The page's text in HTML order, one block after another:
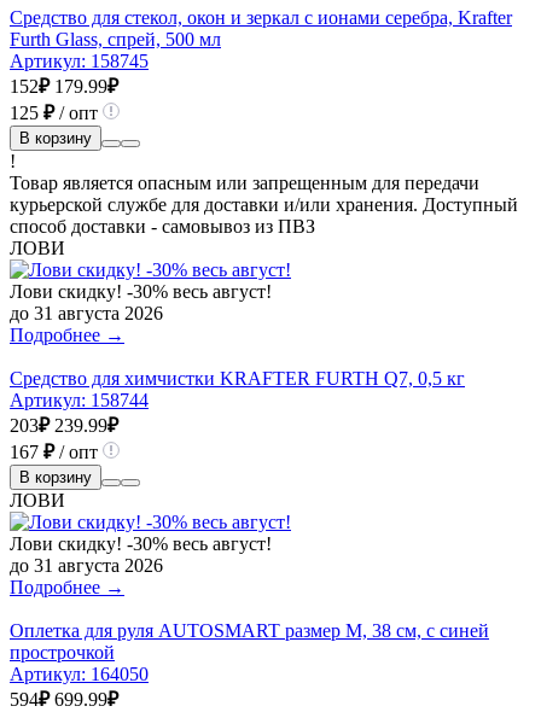
Средство для стекол, окон и зеркал с ионами серебра, Krafter
Furth Glass, спрей, 500 мл
Артикул: 158745
152₽ 179.99₽
125 ₽/ опт
В корзину
!
Товар является опасным или запрещенным для передачи
курьерской службе для доставки и/или хранения. Доступный
способ доставки - самовывоз из ПВЗ
ЛОВИ
Лови скидку! -30% весь август!
до 31 августа 2026
Подробнее →
Средство для химчистки KRAFTER FURTH Q7, 0,5 кг
Артикул: 158744
203₽ 239.99₽
167 ₽/ опт
В корзину
ЛОВИ
Лови скидку! -30% весь август!
до 31 августа 2026
Подробнее →
Оплетка для руля AUTOSMART размер М, 38 см, с синей
прострочкой
Артикул: 164050
594₽ 699.99₽